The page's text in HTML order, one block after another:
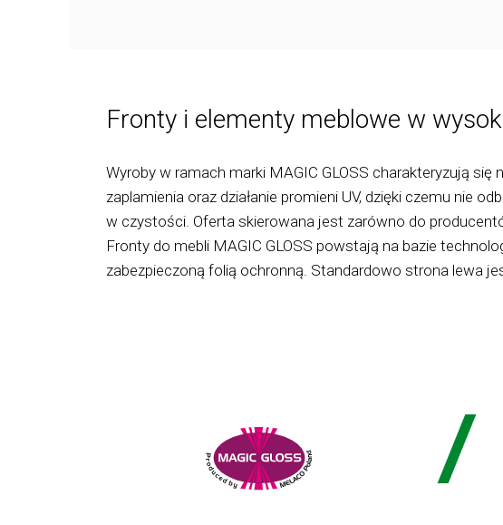
Fronty i elementy meblowe w
Wyroby w ramach marki MAGIC GLOSS charakteryzują
zaplamienia oraz działanie promieni UV, dzięki czemu nie
w czystości. Oferta skierowana jest zarówno do
Fronty do mebli MAGIC GLOSS powstają na bazie
zabezpieczoną folią ochronną. Standardowo strona lewa